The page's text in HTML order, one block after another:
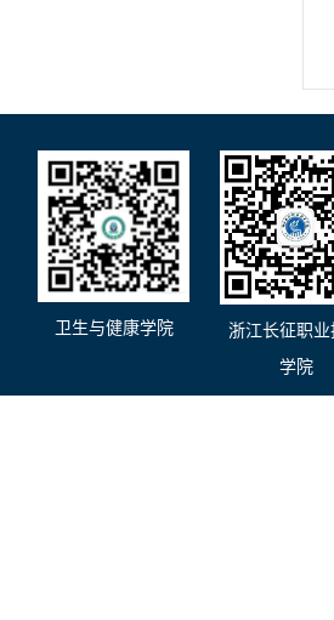
卫生与健康学院
浙江长征职业
学院